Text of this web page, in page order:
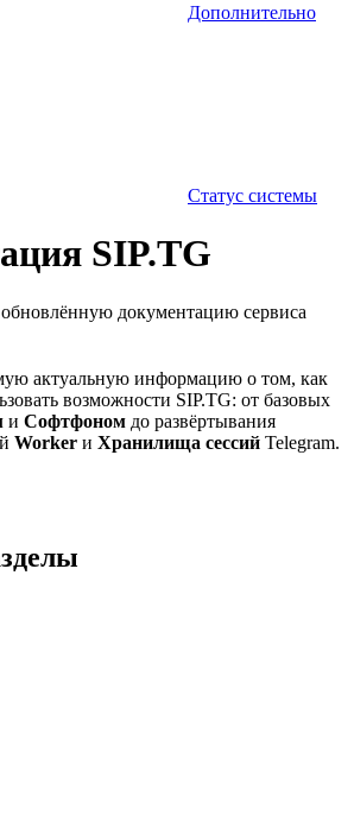
Дополнительно
Статус системы
SIP.TG
документацию сервиса
актуальную информацию о том, как
возможности SIP.TG: от базовых
и Софтфоном до развёртывания
Worker и Хранилища сессий Telegram.